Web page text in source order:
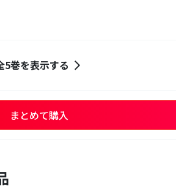
5巻を表示する
まとめて購入